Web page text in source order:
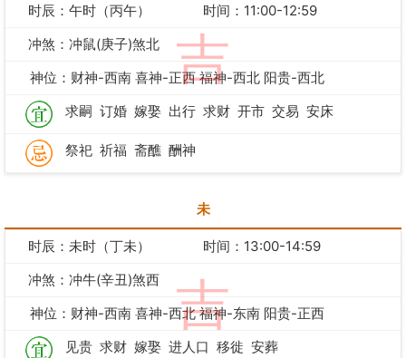
吉
时辰：午时（丙午）
时间：11:00-12:59
冲煞：冲鼠(庚子)煞北
神位：财神-西南 喜神-正西 福神-西北 阳贵-西北
求嗣 订婚 嫁娶 出行 求财 开市 交易 安床
祭祀 祈福 斋醮 酬神
未
吉
时辰：未时（丁未）
时间：13:00-14:59
冲煞：冲牛(辛丑)煞西
神位：财神-西南 喜神-西北 福神-东南 阳贵-正西
见贵 求财 嫁娶 进人口 移徙 安葬